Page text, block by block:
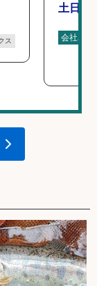
ス
土日休
会社名